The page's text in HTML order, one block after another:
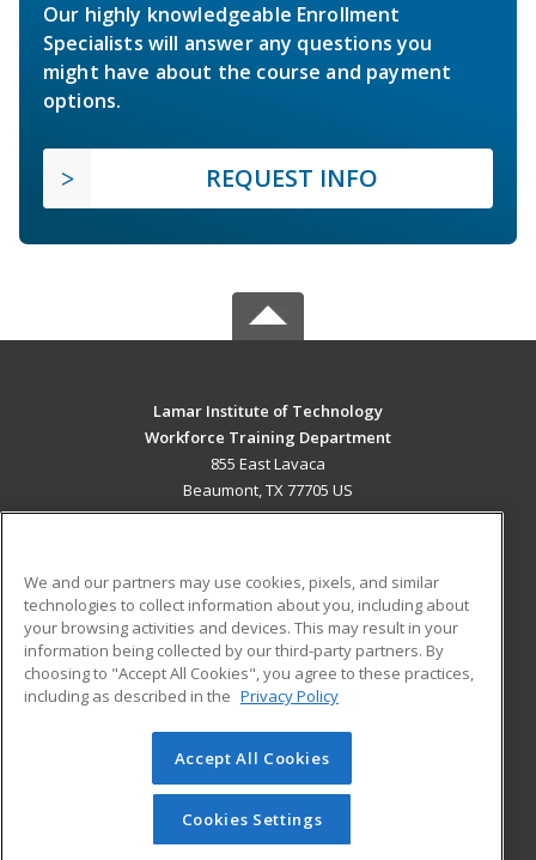
Our highly knowledgeable Enrollment
Specialists will answer any questions you
might have about the course and payment
options.
REQUEST INFO
Lamar Institute of Technology
Workforce Training Department
855 East Lavaca
Beaumont, TX 77705 US
ADDITIONAL RESOURCES
Military
Financial Assistance
Help
Student Blog
© 2026 ed2go, a division of Cengage Learning. All rights
reserved. The material on this site cannot be reproduced or
redistributed unless you have obtained prior written
permission from Cengage Learning.Privacy Policy
We and our partners may use cookies, pixels, and similar
technologies to collect information about you, including about
your browsing activities and devices. This may result in your
information being collected by our third-party partners. By
choosing to "Accept All Cookies", you agree to these practices,
including as described in the Privacy Policy
Accept All Cookies
Cookies Settings